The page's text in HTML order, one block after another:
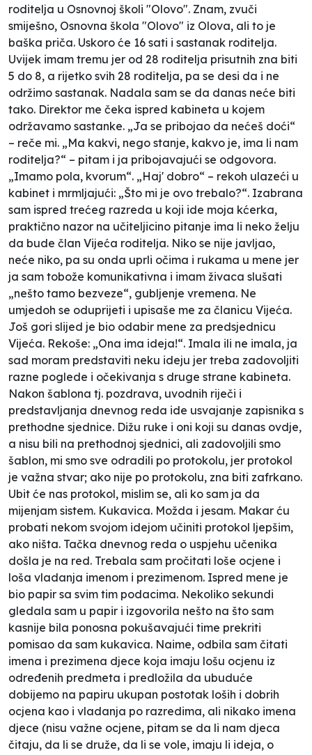
roditelja u Osnovnoj školi "Olovo". Znam, zvuči
smiješno, Osnovna škola "Olovo" iz Olova, ali to je
baška priča. Uskoro će 16 sati i sastanak roditelja.
Uvijek imam tremu jer od 28 roditelja prisutnih zna biti
5 do 8, a rijetko svih 28 roditelja, pa se desi da i ne
održimo sastanak. Nadala sam se da danas neće biti
tako. Direktor me čeka ispred kabineta u kojem
održavamo sastanke. „Ja se pribojao da nećeš doći“
– reče mi. „Ma kakvi, nego stanje, kakvo je, ima li nam
roditelja?“ – pitam i ja pribojavajući se odgovora.
„Imamo pola, kvorum“. „Haj' dobro“ – rekoh ulazeći u
kabinet i mrmljajući: „Što mi je ovo trebalo?“. Izabrana
sam ispred trećeg razreda u koji ide moja kćerka,
praktično nazor na učiteljicino pitanje ima li neko želju
da bude član Vijeća roditelja. Niko se nije javljao,
neće niko, pa su onda uprli očima i rukama u mene jer
ja sam tobože komunikativna i imam živaca slušati
„nešto tamo bezveze“, gubljenje vremena. Ne
umjedoh se oduprijeti i upisaše me za članicu Vijeća.
Još gori slijed je bio odabir mene za predsjednicu
Vijeća. Rekoše: „Ona ima ideja!“. Imala ili ne imala, ja
sad moram predstaviti neku ideju jer treba zadovoljiti
razne poglede i očekivanja s druge strane kabineta.
Nakon šablona tj. pozdrava, uvodnih riječi i
predstavljanja dnevnog reda ide usvajanje zapisnika s
prethodne sjednice. Dižu ruke i oni koji su danas ovdje,
a nisu bili na prethodnoj sjednici, ali zadovoljili smo
šablon, mi smo sve odradili po protokolu, jer protokol
je važna stvar; ako nije po protokolu, zna biti zafrkano.
Ubit će nas protokol, mislim se, ali ko sam ja da
mijenjam sistem. Kukavica. Možda i jesam. Makar ću
probati nekom svojom idejom učiniti protokol ljepšim,
ako ništa. Tačka dnevnog reda o uspjehu učenika
došla je na red. Trebala sam pročitati loše ocjene i
loša vladanja imenom i prezimenom. Ispred mene je
bio papir sa svim tim podacima. Nekoliko sekundi
gledala sam u papir i izgovorila nešto na što sam
kasnije bila ponosna pokušavajući time prekriti
pomisao da sam kukavica. Naime, odbila sam čitati
imena i prezimena djece koja imaju lošu ocjenu iz
određenih predmeta i predložila da ubuduće
dobijemo na papiru ukupan postotak loših i dobrih
ocjena kao i vladanja po razredima, ali nikako imena
djece (nisu važne ocjene, pitam se da li nam djeca
čitaju, da li se druže, da li se vole, imaju li ideja, o